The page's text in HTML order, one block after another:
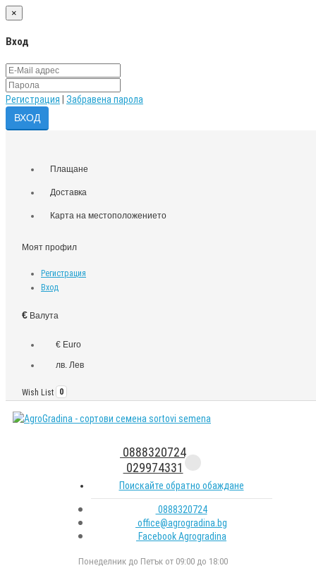
×
Вход
Регистрация Забравена парола
Плащане
Доставка
Карта на местоположението
Моят профил
Регистрация
Вход
€ Валута
€ Euro
лв. Лев
Wish List 0
0888320724
029974331
Поискайте обратно обаждане
0888320724
office@agrogradina.bg
Facebook Agrogradina
Понеделник до Петък от 09:00 до 18:00